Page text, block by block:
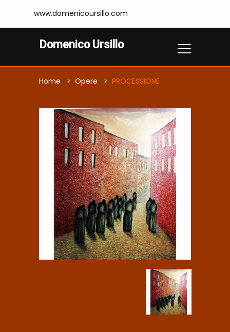
www.domenicoursillo.com
Domenico Ursillo
Home Opere PROCESSIONE